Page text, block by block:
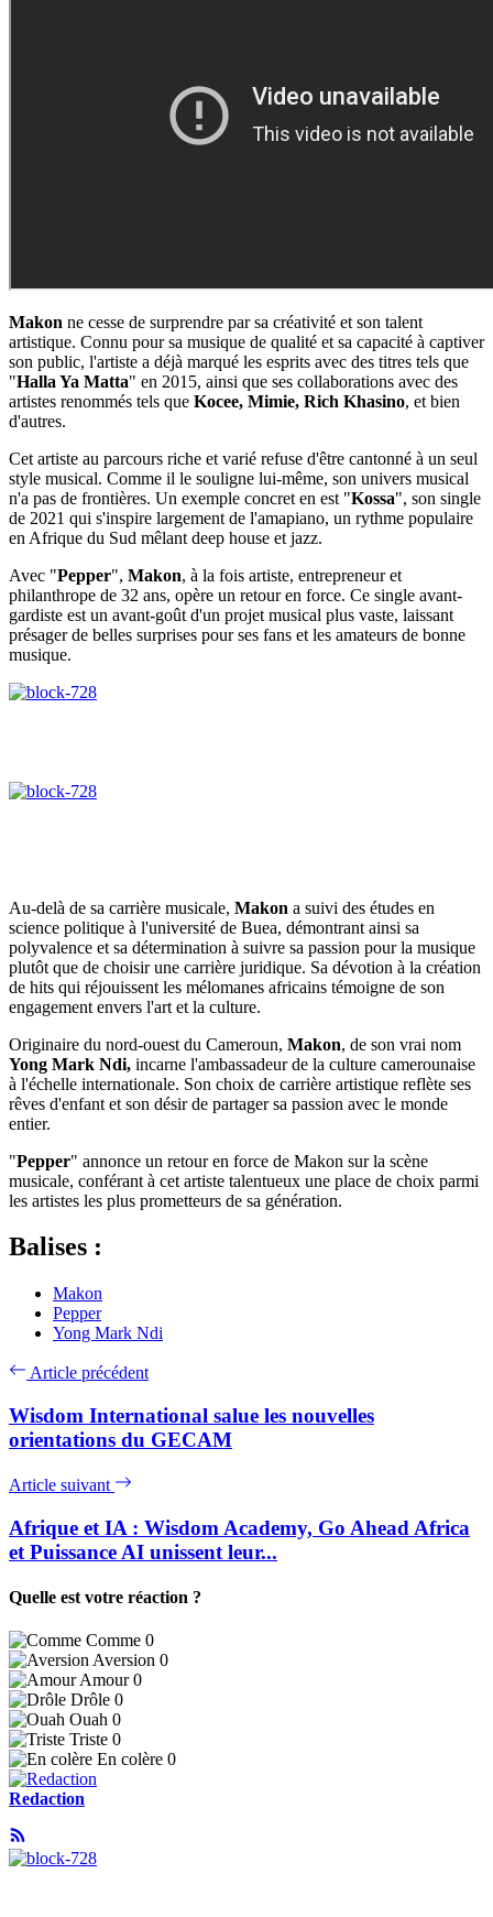
Makon ne cesse de surprendre par sa créativité et son talent
artistique. Connu pour sa musique de qualité et sa capacité à captiver
son public, l'artiste a déjà marqué les esprits avec des titres tels que
"Halla Ya Matta" en 2015, ainsi que ses collaborations avec des
artistes renommés tels que Kocee, Mimie, Rich Khasino, et bien
d'autres.
Cet artiste au parcours riche et varié refuse d'être cantonné à un seul
style musical. Comme il le souligne lui-même, son univers musical
n'a pas de frontières. Un exemple concret en est "Kossa", son single
de 2021 qui s'inspire largement de l'amapiano, un rythme populaire
en Afrique du Sud mêlant deep house et jazz.
Avec "Pepper", Makon, à la fois artiste, entrepreneur et
philanthrope de 32 ans, opère un retour en force. Ce single avant-
gardiste est un avant-goût d'un projet musical plus vaste, laissant
présager de belles surprises pour ses fans et les amateurs de bonne
musique.
Au-delà de sa carrière musicale, Makon a suivi des études en
science politique à l'université de Buea, démontrant ainsi sa
polyvalence et sa détermination à suivre sa passion pour la musique
plutôt que de choisir une carrière juridique. Sa dévotion à la création
de hits qui réjouissent les mélomanes africains témoigne de son
engagement envers l'art et la culture.
Originaire du nord-ouest du Cameroun, Makon, de son vrai nom
Yong Mark Ndi, incarne l'ambassadeur de la culture camerounaise
à l'échelle internationale. Son choix de carrière artistique reflète ses
rêves d'enfant et son désir de partager sa passion avec le monde
entier.
"Pepper" annonce un retour en force de Makon sur la scène
musicale, conférant à cet artiste talentueux une place de choix parmi
les artistes les plus prometteurs de sa génération.
Balises :
Makon
Pepper
Yong Mark Ndi
Article précédent
Wisdom International salue les nouvelles
orientations du GECAM
Article suivant
Afrique et IA : Wisdom Academy, Go Ahead Africa
et Puissance AI unissent leur...
Quelle est votre réaction ?
Comme 0
Aversion 0
Amour 0
Drôle 0
Ouah 0
Triste 0
En colère 0
Redaction